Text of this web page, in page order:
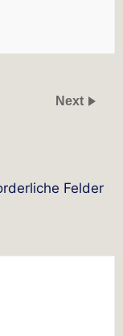
Next
Felder